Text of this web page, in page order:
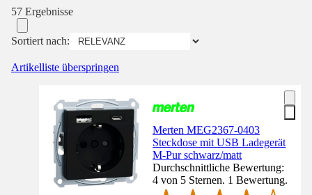
57 Ergebnisse
Sortiert nach:
Artikelliste überspringen
Merten MEG2367-0403
Steckdose mit USB Ladegerät
M-Pur schwarz/matt
Durchschnittliche Bewertung:
4 von 5 Sternen. 1 Bewertung.